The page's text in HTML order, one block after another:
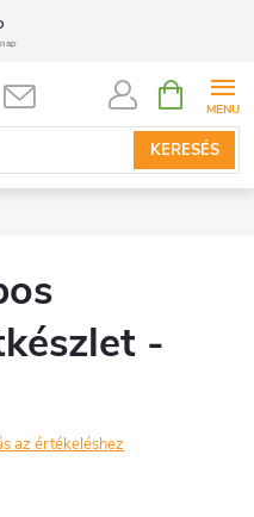
KERESÉS
KOSÁR
-
az értékeléshez